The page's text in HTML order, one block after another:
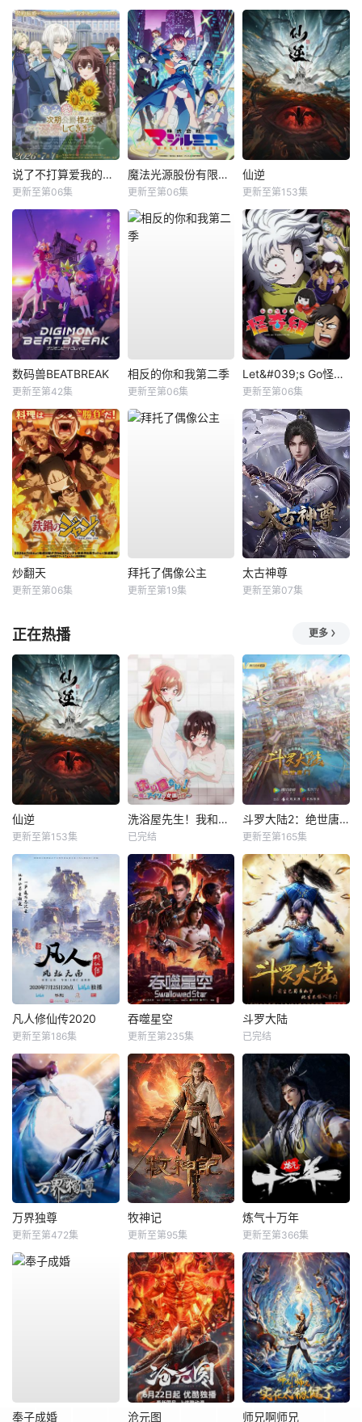
说了不打算爱我的公爵继承人，不知为何对我宠爱有加
更新至第06集
魔法光源股份有限公司第二季
更新至第06集
仙逆
更新至第153集
数码兽BEATBREAK
更新至第42集
相反的你和我第二季
更新至第06集
Let&#039;s Go怪奇组
更新至第06集
炒翻天
更新至第06集
拜托了偶像公主
更新至第19集
太古神尊
更新至第07集
正在热播 更多
仙逆
更新至第153集
洗浴屋先生！我和那家伙在女浴池！？
已完结
斗罗大陆2：绝世唐门
更新至第165集
凡人修仙传2020
更新至第186集
吞噬星空
更新至第235集
斗罗大陆
已完结
万界独尊
更新至第472集
牧神记
更新至第95集
炼气十万年
更新至第366集
奉子成婚 沧元图 师兄啊师兄